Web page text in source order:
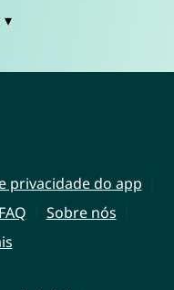
privacidade do app
FAQ
Sobre nós